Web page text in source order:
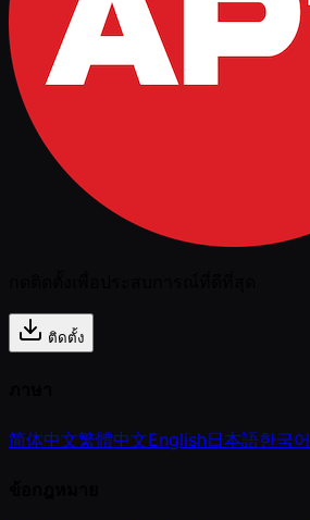
ติดตั้ง
简体中文繁體中文English日本語한국어